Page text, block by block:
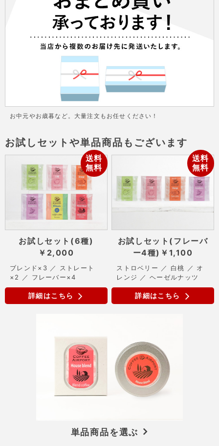
お中元やお歳暮など。大量注文もお任せください！
お試しセットや単品商品もございます
送料
無料
お試しセット(6種)
￥2,000
ブレンド×3 ／ ストレート
×2 ／ フレーバー×4
詳細はこちら
送料
無料
お試しセット(フレーバ
ー4種) ￥1,100
ストロベリー ／ 白桃 ／ オ
レンジ ／ ヘーゼルナッツ
詳細はこちら
単品商品を選ぶ